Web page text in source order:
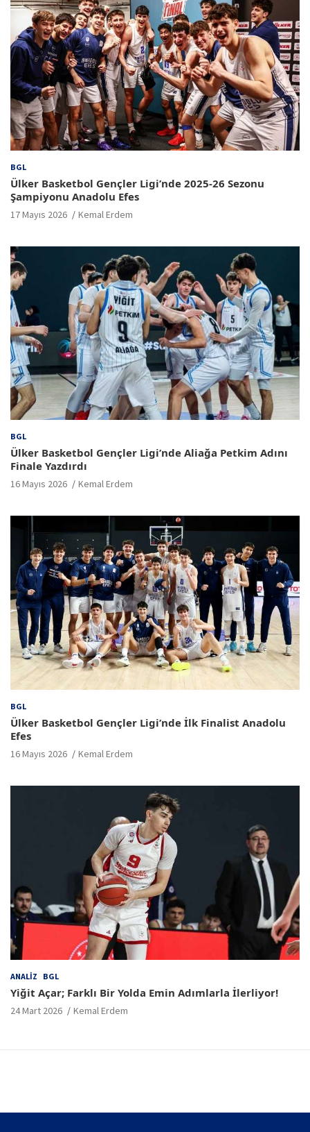
BGL
Ülker Basketbol Gençler Ligi’nde 2025-26 Sezonu
Şampiyonu Anadolu Efes
17 Mayıs 2026 Kemal Erdem
BGL
Ülker Basketbol Gençler Ligi’nde Aliağa Petkim Adını
Finale Yazdırdı
16 Mayıs 2026 Kemal Erdem
BGL
Ülker Basketbol Gençler Ligi’nde İlk Finalist Anadolu
Efes
16 Mayıs 2026 Kemal Erdem
ANALIZ BGL
Yiğit Açar; Farklı Bir Yolda Emin Adımlarla İlerliyor!
24 Mart 2026 Kemal Erdem